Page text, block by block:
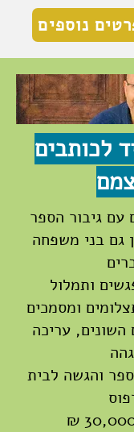
נוספים
לכותבים
עם גיבור הספר
גם בני משפחה
ותמלול
ומסמכים
עריכה
והגשה לבית